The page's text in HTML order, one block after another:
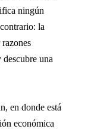
ningún
la
una
en donde está
económica